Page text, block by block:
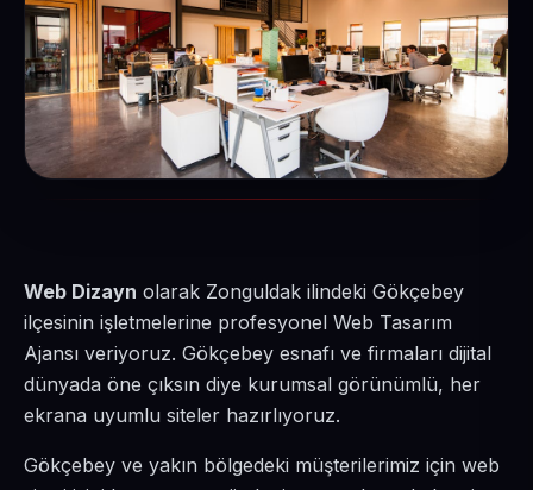
Web Dizayn olarak Zonguldak ilindeki Gökçebey
ilçesinin işletmelerine profesyonel Web Tasarım
Ajansı veriyoruz. Gökçebey esnafı ve firmaları dijital
dünyada öne çıksın diye kurumsal görünümlü, her
ekrana uyumlu siteler hazırlıyoruz.
Gökçebey ve yakın bölgedeki müşterilerimiz için web